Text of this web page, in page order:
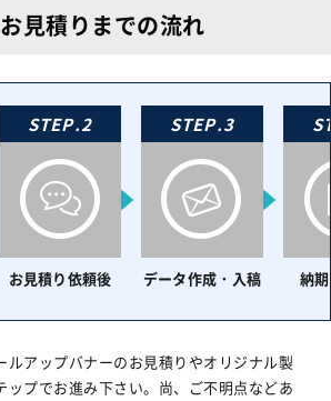
お見積りまでの流れ
STEP.2
お見積り依頼後
STEP.3
データ作成・入稿 納
ルアップバナーのお見積りやオリジナル製
ップでお進み下さい。尚、ご不明点などあ